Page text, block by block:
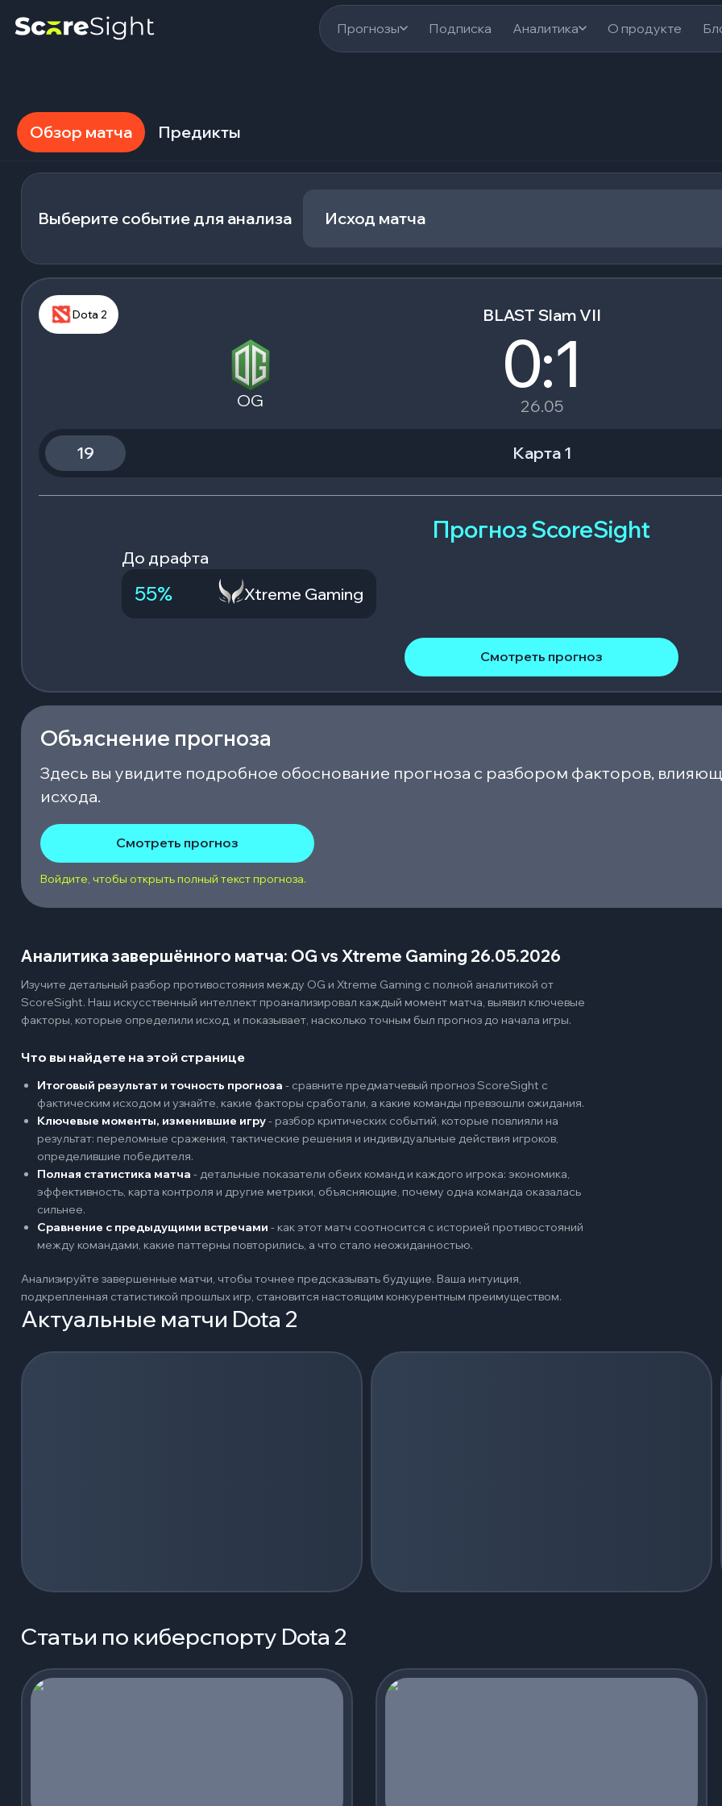
Прогнозы Подписка Аналитика О продукте
Обзор матча Предикты
Выберите событие для анализа Исход матча
Dota 2 BLAST Slam VII
OG 0:1
26.05
19 Карта 1
Прогноз ScoreSight
До драфта
55% Xtreme Gaming
Смотреть прогноз
Объяснение прогноза
Здесь вы увидите подробное обоснование прогноза с разбором факторов,
исхода.
Смотреть прогноз
Войдите, чтобы открыть полный текст прогноза.
Аналитика завершённого матча: OG vs Xtreme Gaming 26.05.2026
Изучите детальный разбор противостояния между OG и Xtreme Gaming с полной аналитикой от
ScoreSight. Наш искусственный интеллект проанализировал каждый момент матча, выявил ключевые
факторы, которые определили исход, и показывает, насколько точным был прогноз до начала игры.
Что вы найдете на этой странице
Итоговый результат и точность прогноза - сравните предматчевый прогноз ScoreSight с
фактическим исходом и узнайте, какие факторы сработали, а какие команды превзошли ожидания.
Ключевые моменты, изменившие игру- разбор критических событий, которые повлияли на
результат: переломные сражения, тактические решения и индивидуальные действия игроков,
определившие победителя.
Полная статистика матча - детальные показатели обеих команд и каждого игрока: экономика,
эффективность, карта контроля и другие метрики, объясняющие, почему одна команда оказалась
сильнее.
Сравнение с предыдущими встречами - как этот матч соотносится с историей противостояний
между командами, какие паттерны повторились, а что стало неожиданностью.
Анализируйте завершенные матчи, чтобы точнее предсказывать будущие. Ваша интуиция,
подкрепленная статистикой прошлых игр, становится настоящим конкурентным преимуществом.
Актуальные матчи Dota 2
Загрузка событий...
Статьи по киберспорту Dota 2